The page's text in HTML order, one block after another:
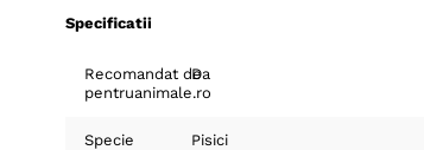
Specificatii
Recomandat de
pentruanimale.ro
Da
Specie Pisici